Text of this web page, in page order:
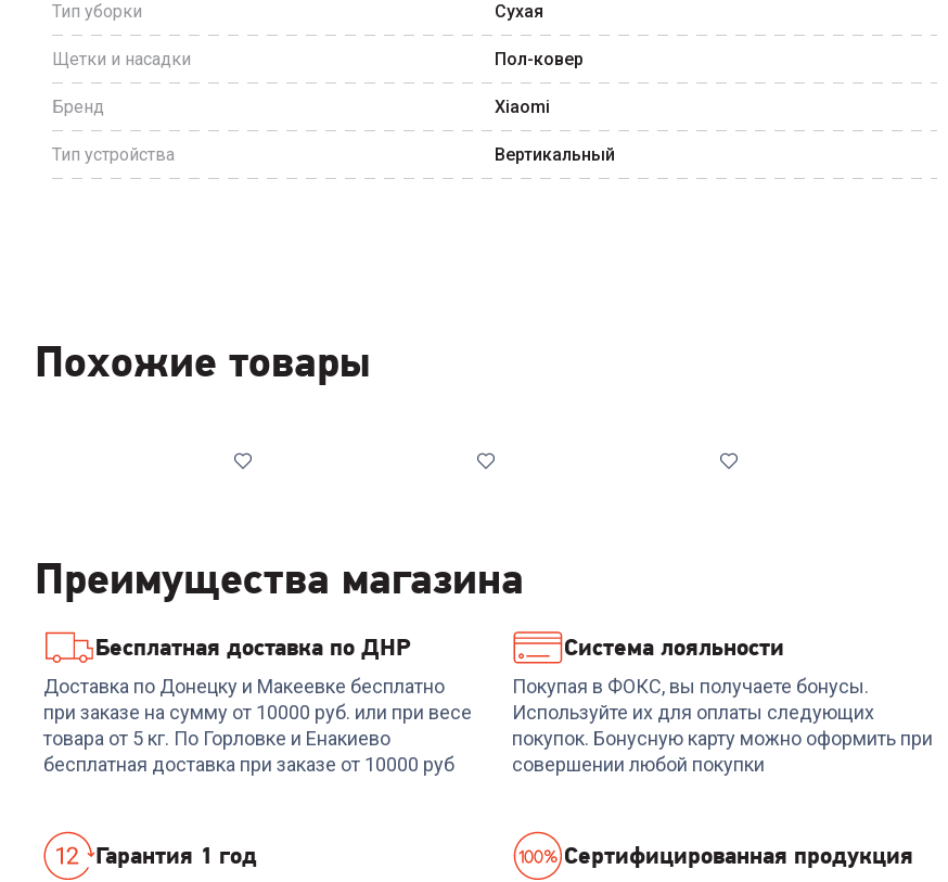
Тип уборки Сухая
Щетки и насадки Пол-ковер
Бренд Xiaomi
Тип устройства Вертикальный
Похожие товары
Код:00-00013359
Робот-пылесос
DEERMA DEM-S30
+596бонусов
₽
Код: 6656263
Пылесос THOMAS
Super 30 S
+632бонуса
Код:3015065
Пылесос THOMAS
BRAVO 20 S aquafilter
+611бонусов
20 399
Код:
Робот-пылесос
DREAME Bot
D9MaxGen2 Black-RU
+596бонусов
Преимущества магазина
Бесплатная доставка по ДНР
Доставка по Донецку и Макеевке бесплатно
при заказе на сумму от 10000 руб. или при весе
товара от 5 кг. По Горловке и Енакиево
бесплатная доставка при заказе от 10000 руб
Система лояльности
Покупая в ФОКС, вы получаете бонусы.
Используйте их для оплаты следующих
покупок. Бонусную карту можно оформить при
совершении любой покупки
Гарантия 1 год Cертифицированная продукция